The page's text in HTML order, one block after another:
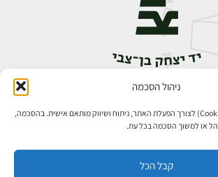
ניהול הסכמה
אנו משתמשים בעוגיות (Cookies) לצורך הפעלת האתר, ניתוח ושיווק מותאם אישית. בהסכמה,
או למשוך הסכמה בכל עת.
קבל הכל
14, רחביה, ירושלים